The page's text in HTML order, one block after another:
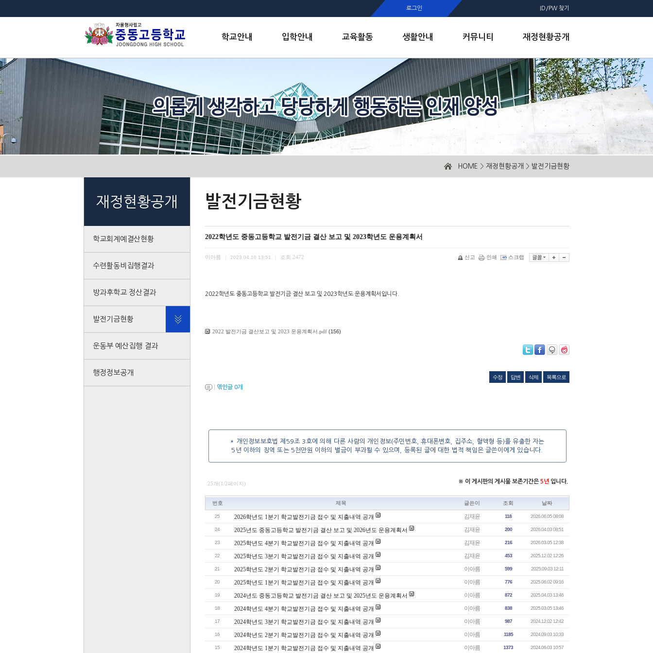
로그인 ID/PW 찾기
학교안내 입학안내 교육활동 생활안내 커뮤니티 재정현황공개
HOME > 재정현황공개 > 발전기금현황
재정현황공개
학교회계예결산현황
수련활동비집행결과
방과후학교 정산결과
발전기금현황
운동부 예산집행 결과
행정정보공개
발전기금현황
2022학년도 중동고등학교 발전기금 결산 보고 및 2023학년도 운용계획서
이아름 2023.04.10 13:51 조회 2472 신고 인쇄 스크랩
2022학년도 중동고등학교 발전기금 결산 보고 및 2023학년도 운용계획서입니다.
2022 발전기금 결산보고 및 2023 운용계획서.pdf (156)
수정 답변 삭제
목록으로
엮인글 0개
* 개인정보보호법 제59조 3호에 의해 다른 사람의 개인정보(주민번호, 휴대폰번호, 집주소, 혈액형 등)를 유출한 자는
5년 이하의 징역 또는 5천만원 이하의 벌금이 부과될 수 있으며, 등록된 글에 대한 법적 책임은 글쓴이에게 있습니다.
25개(1/2페이지) ※ 이 게시판의 게시물 보존기간은 5년 입니다.
번호 제목 글쓴이 조회 날짜
25 2026학년도 1분기 학교발전기금 접수 및 지출내역 공개 김재윤 118 2026.06.05 08:08
24 2025년도 중동고등학교 발전기금 결산 보고 및 2026년도 운용계획서 김재윤 200 2026.04.03 08:51
23 2025학년도 4분기 학교발전기금 접수 및 지출내역 공개 김재윤 216 2026.03.05 12:38
22 2025학년도 3분기 학교발전기금 접수 및 지출내역 공개 김재윤 453 2025.12.02 12:26
21 2025학년도 2분기 학교발전기금 접수 및 지출내역 공개 이아름 599 2025.09.03 12:11
20 2025학년도 1분기 학교발전기금 접수 및 지출내역 공개 이아름 776 2025.06.02 09:16
19 2024년도 중동고등학교 발전기금 결산 보고 및 2025년도 운용계획서 이아름 872 2025.04.03 13:46
18 2024학년도 4분기 학교발전기금 접수 및 지출내역 공개 이아름 838 2025.03.05 13:46
17 2024학년도 3분기 학교발전기금 접수 및 지출내역 공개 이아름 987 2024.12.02 12:42
16 2024학년도 2분기 학교발전기금 접수 및 지출내역 공개 이아름 1185 2024.09.03 10:33
15 2024학년도 1분기 학교발전기금 접수 및 지출내역 공개 이아름 1373 2024.06.03 10:57